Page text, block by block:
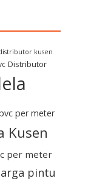
kusen
Distributor
per meter
Kusen
per meter
pintu